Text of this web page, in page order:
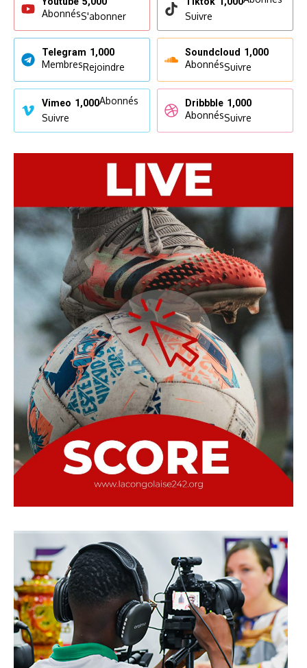
AbonnésS'abonner
Suivre
Telegram 1,000
MembresRejoindre
Soundcloud 1,000
AbonnésSuivre
Vimeo 1,000Abonnés
Suivre
Dribbble 1,000
AbonnésSuivre